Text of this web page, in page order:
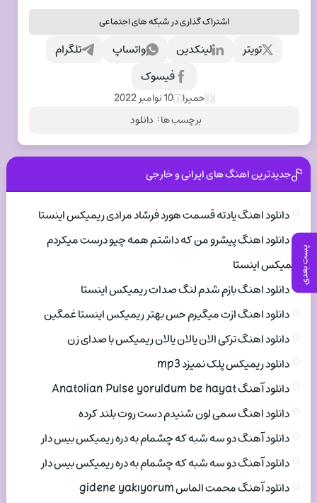
پست بعدی
اشتراک گذاری در شبکه های اجتماعی
تلگرام واتساپ لینکدین
تویتر
فیسوک
حمیرا 10 نوامبر 2022
برچسب ها : دانلود
جدیدترین اهنگ های ایرانی و خارجی
دانلود اهنگ یادته قسمت هورد فرشاد مرادی ریمیکس اینستا
دانلود اهنگ پیشرو من که داشتم همه چیو درست میکردم
ریمیکس اینستا
دانلود اهنگ بازم شدم لنگ صدات ریمیکس اینستا
دانلود اهنگ ازت میگیرم حس بهتر ریمیکس اینستا غمگین
دانلود اهنگ ترکی الان یالان یالان ریمیکس با صدای زن
دانلود ریمیکس پلک نمیزد mp3
دانلود آهنگ Anatolian Pulse yoruldum be hayat
دانلود اهنگ سمی لون شنیدم دست روت بلند کرده
دانلود آهنگ دو سه شبه که چشمام به دره ریمیکس بیس دار
دانلود آهنگ دو سه شبه که چشمام به دره ریمیکس بیس دار
دانلود آهنگ محمت الماس gidene yakıyorum